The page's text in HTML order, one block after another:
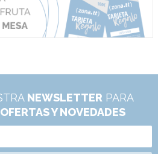
NEWSLETTER PARA
OFERTAS Y NOVEDADES